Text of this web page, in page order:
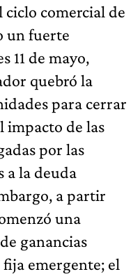
ciclo comercial de
un fuerte
11 de mayo,
quebró la
para cerrar
impacto de las
por las
a la deuda
a partir
una
ganancias
emergente; el